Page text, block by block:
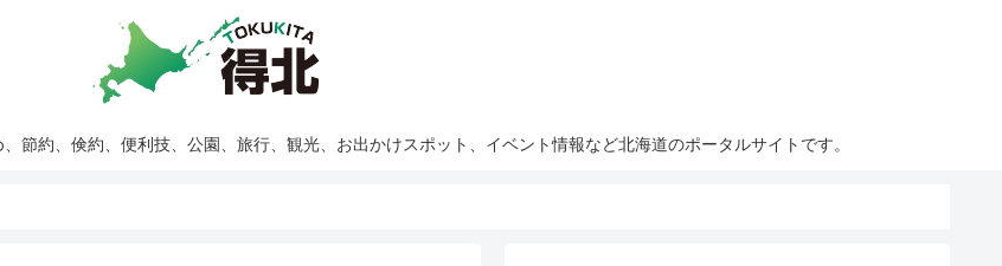
節約、倹約、便利技、公園、旅行、観光、お出かけスポット、イベント情報など北海道のポータルサイトです。